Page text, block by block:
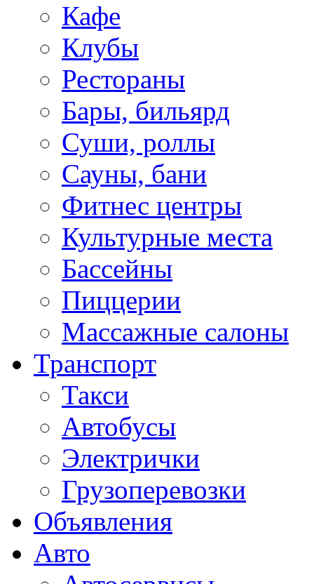
Кафе
Клубы
Рестораны
Бары, бильярд
Суши, роллы
Сауны, бани
Фитнес центры
Культурные места
Бассейны
Пиццерии
Массажные салоны
Транспорт
Такси
Автобусы
Электрички
Грузоперевозки
Объявления
Авто